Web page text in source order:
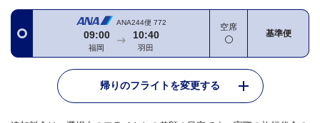
ANA244便 772
09:00
福岡
10:40
羽田
空席
基準便
帰りのフライトを変更する